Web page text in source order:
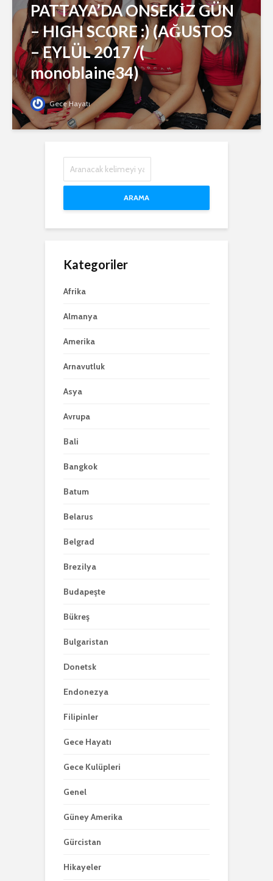
PATTAYA’DA ONSEKİZ GÜN
– HIGH SCORE :) (AĞUSTOS
– EYLÜL 2017 /(
monoblaine34)
Gece Hayatı
ARAMA
Kategoriler
Afrika
Almanya
Amerika
Arnavutluk
Asya
Avrupa
Bali
Bangkok
Batum
Belarus
Belgrad
Brezilya
Budapeşte
Bükreş
Bulgaristan
Donetsk
Endonezya
Filipinler
Gece Hayatı
Gece Kulüpleri
Genel
Güney Amerika
Gürcistan
Hikayeler